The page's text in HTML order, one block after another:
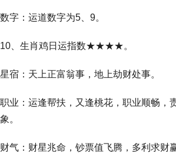
数字：运道数字为5、9。
10、生肖鸡日运指数★★★★。
星宿：天上正富翁事，地上劫财处事。
职业：运逢帮扶，又逢桃花，职业顺畅，
象。
财气：财星兆命，钞票值飞腾，多利求财